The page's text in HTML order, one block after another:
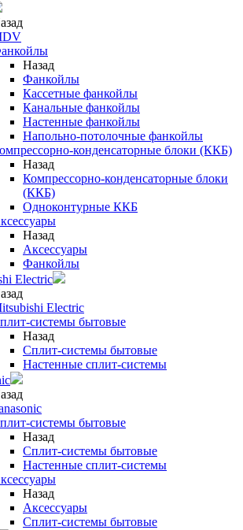
Назад
Фанкойлы
Кассетные фанкойлы
Канальные фанкойлы
Настенные фанкойлы
Напольно-потолочные фанкойлы
конденсаторные блоки (ККБ)
Назад
Компрессорно-конденсаторные блоки
(ККБ)
Одноконтурные ККБ
Назад
Аксессуары
Фанкойлы
Electric
Electric
системы бытовые
Назад
Сплит-системы бытовые
Настенные сплит-системы
системы бытовые
Назад
Сплит-системы бытовые
Настенные сплит-системы
Назад
Аксессуары
Сплит-системы бытовые